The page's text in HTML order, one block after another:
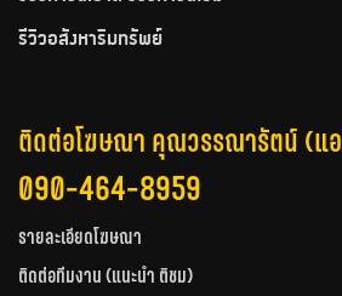
รีวิวอสังหาริมทรัพย์
ติดต่อโฆษณา คุณวรรณารัตน์ (แ
090-464-8959
รายละเอียดโฆษณา
ติดต่อทีมงาน (แนะนำ ติชม)